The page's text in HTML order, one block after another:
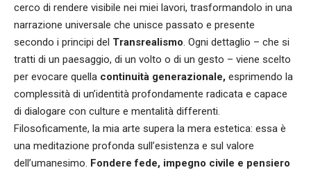
cerco di rendere visibile nei miei lavori, trasformandolo in una
narrazione universale che unisce passato e presente
secondo i principi del Transrealismo . Ogni dettaglio – che si
tratti di un paesaggio, di un volto o di un gesto – viene scelto
per evocare quella continuità generazionale, esprimendo la
complessità di un’identità profondamente radicata e capace
di dialogare con culture e mentalità differenti.
Filosoficamente, la mia arte supera la mera estetica: essa è
una meditazione profonda sull’esistenza e sul valore
dell’umanesimo. Fondere fede, impegno civile e pensiero